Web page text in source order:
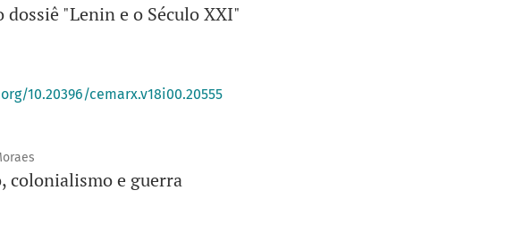
dossiê "Lenin e o Século XXI"
10.20396/cemarx.v18i00.20555
colonialismo e guerra